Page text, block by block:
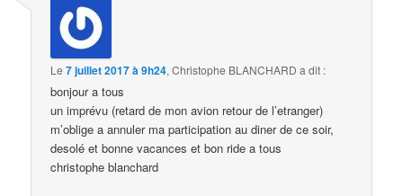
Le7 juillet 2017 à 9h24,Christophe BLANCHARD a dit :
bonjour a tous
un imprévu (retard de mon avion retour de l’etranger)
m’oblige a annuler ma participation au diner de ce soir,
desolé et bonne vacances et bon ride a tous
christophe blanchard